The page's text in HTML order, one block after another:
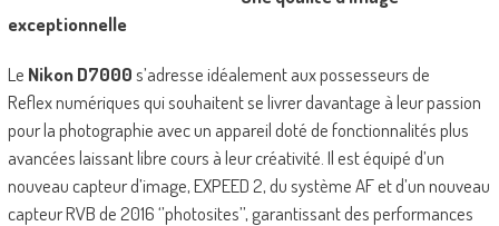
exceptionnelle
Le Nikon D7000s’adresse idéalement aux possesseurs de
Reflex numériques qui souhaitent se livrer davantage à leur passion
pour la photographie avec un appareil doté de fonctionnalités plus
avancées laissant libre cours à leur créativité. Il est équipé d’un
nouveau capteur d’image, EXPEED 2, du système AF et d’un nouveau
capteur RVB de 2016 ‘’photosites’’, garantissant des performances